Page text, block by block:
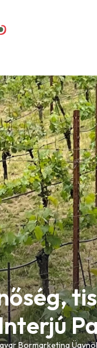
Bormarketing